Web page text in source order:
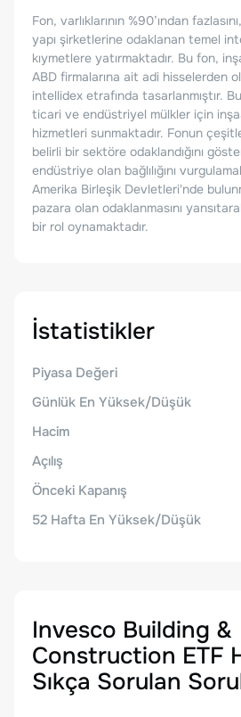
Fon, varlıklarının %90’ından
yapı şirketlerine odaklanan temel
kıymetlere yatırmaktadır. Bu fon,
ABD firmalarına ait adi hisselerden
intellidex etrafında tasarlanmıştır.
ticari ve endüstriyel mülkler için
hizmetleri sunmaktadır. Fonun
belirli bir sektöre odaklandığını
endüstriye olan bağlılığını
Amerika Birleşik Devletleri'nde
pazara olan odaklanmasını
bir rol oynamaktadır.
İstatistikler
Piyasa Değeri
Günlük En Yüksek/Düşük
Hacim
Açılış
Önceki Kapanış
52 Hafta En Yüksek/Düşük
Invesco Building &
Construction ETF
Sıkça Sorulan